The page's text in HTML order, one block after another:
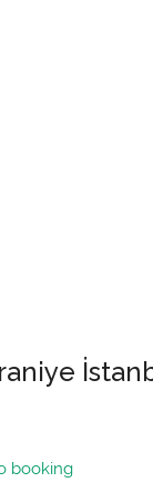
booking